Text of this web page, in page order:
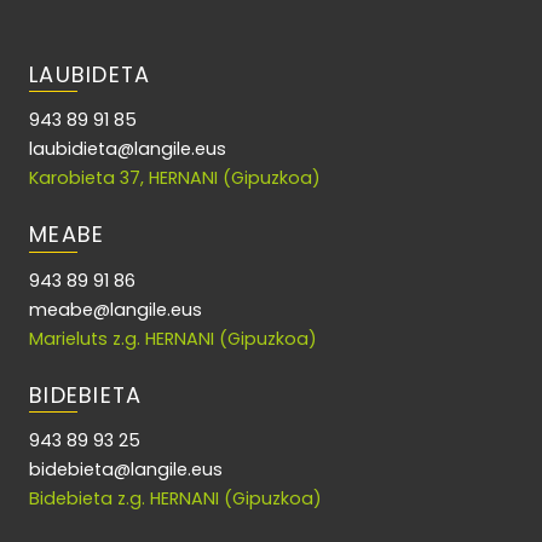
LAUBIDETA
943 89 91 85
laubidieta@langile.eus
Karobieta 37, HERNANI (Gipuzkoa)
MEABE
943 89 91 86
meabe@langile.eus
Marieluts z.g. HERNANI (Gipuzkoa)
BIDEBIETA
943 89 93 25
bidebieta@langile.eus
Bidebieta z.g. HERNANI (Gipuzkoa)